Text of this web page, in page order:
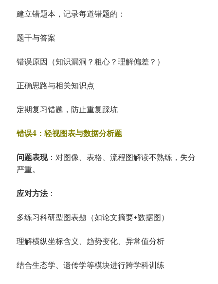
建立错题本，记录每道错题的：
题干与答案
错误原因（知识漏洞？粗心？理解偏差？）
正确思路与相关知识点
定期复习错题，防止重复踩坑
错误4：轻视图表与数据分析题
问题表现：对图像、表格、流程图解读不熟练，失分
严重。
应对方法：
多练习科研型图表题（如论文摘要+数据图）
理解横纵坐标含义、趋势变化、异常值分析
结合生态学、遗传学等模块进行跨学科训练